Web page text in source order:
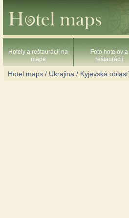
Hotely a reštaurácií na
mape
Foto hotelov a
reštaurácií
Hotel maps / Ukrajina / Kyjevská oblasť